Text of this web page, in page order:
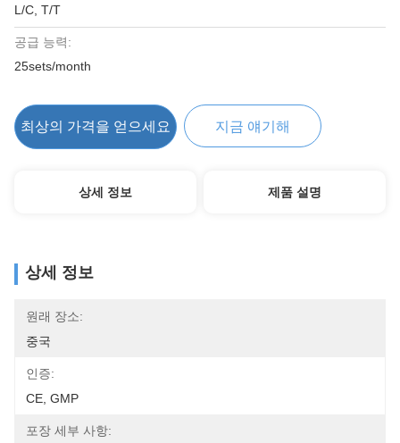
L/C, T/T
공급 능력:
25sets/month
최상의 가격을 얻으세요 지금 얘기해
상세 정보 제품 설명
상세 정보
원래 장소:
중국
인증:
CE, GMP
포장 세부 사항: